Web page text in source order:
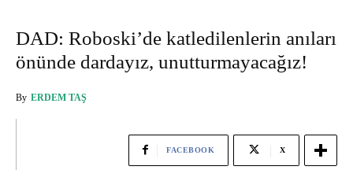
DAD: Roboski’de katledilenlerin anıları
önünde dardayız, unutturmayacağız!
By ERDEM TAŞ
FACEBOOK X